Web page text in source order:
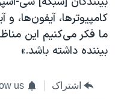
کامپیوترها، آیفون‌ها،
بیننده داشته باشد.»
اشتراک us